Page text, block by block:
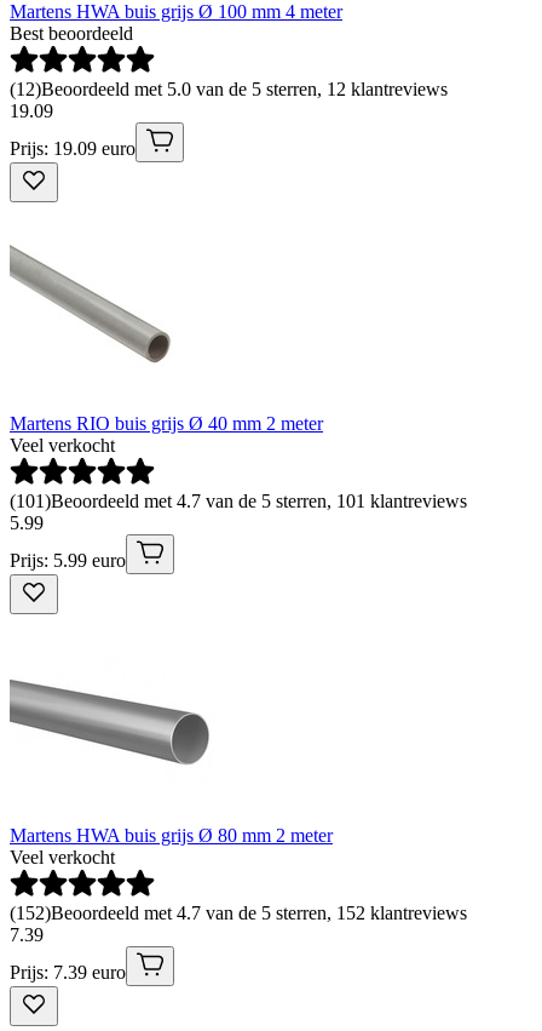
Martens HWA buis grijs Ø 100 mm 4 meter
Best beoordeeld
(12)Beoordeeld met 5.0 van de 5 sterren, 12 klantreviews
19.09
Prijs: 19.09 euro
Martens RIO buis grijs Ø 40 mm 2 meter
Veel verkocht
(101)Beoordeeld met 4.7 van de 5 sterren, 101 klantreviews
5.99
Prijs: 5.99 euro
Martens HWA buis grijs Ø 80 mm 2 meter
Veel verkocht
(152)Beoordeeld met 4.7 van de 5 sterren, 152 klantreviews
7.39
Prijs: 7.39 euro